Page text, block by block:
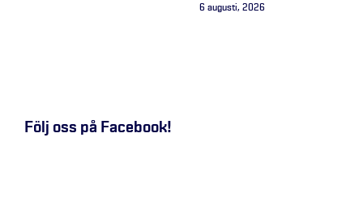
6 augusti, 2026
Följ oss på Facebook!